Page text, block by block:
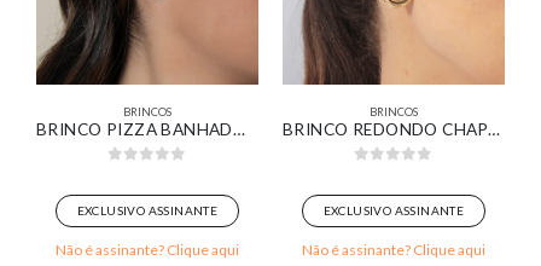
BRINCOS
BRINCO PIZZA BANHADO EM OURO BRANCO
EXCLUSIVO ASSINANTE
Não é assinante? Clique aqui
BRINCOS
BRINCO REDONDO CHAPA DETALHADA COM PEDRA MARROM BANHADO EM OURO 18K
EXCLUSIVO ASSINANTE
Não é assinante? Clique aqui